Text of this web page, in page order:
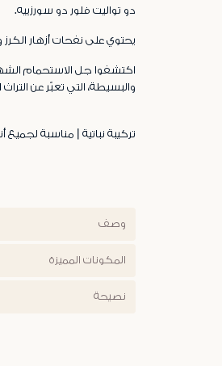
دو تواليت فلور دو سورزييه.
يحتوي على نفحات أزهار
اكتشفوا جل الاستحمام
والبسيطة، التي تعبّر عن
تركيبة نباتية | مناسبة لجميع
وصف
المكونات المميزة
نصيحة